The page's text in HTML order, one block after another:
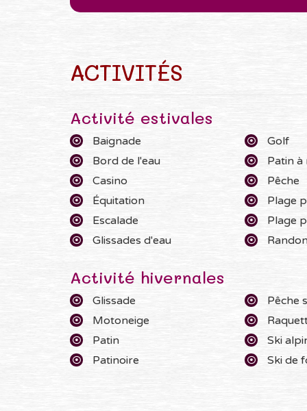
ACTIVITÉS
Activité estivales
Baignade
Bord de l'eau
Casino
Équitation
Escalade
Glissades d'eau
Golf
Patin à
Pêche
Plage
Plage
Activité hivernales
Glissade
Motoneige
Patin
Patinoire
Pêche
Ski
Ski de